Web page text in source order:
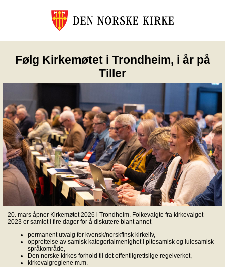
Følg Kirkemøtet i Trondheim, i år på
Tiller
20. mars åpner Kirkemøtet 2026 i Trondheim. Folkevalgte fra kirkevalget
2023 er samlet i fire dager for å diskutere blant annet
permanent utvalg for kvensk/norskfinsk kirkeliv,
opprettelse av samisk kategorialmenighet i pitesamisk og lulesamisk
språkområde,
Den norske kirkes forhold til det offentligrettslige regelverket,
kirkevalgreglene m.m.